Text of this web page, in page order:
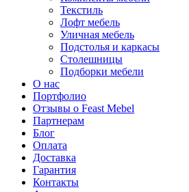
Текстиль
Лофт мебель
Уличная мебель
Подстолья и каркасы
Столешницы
Подборки мебели
О нас
Портфолио
Отзывы о Feast Mebel
Партнерам
Блог
Оплата
Доставка
Гарантия
Контакты